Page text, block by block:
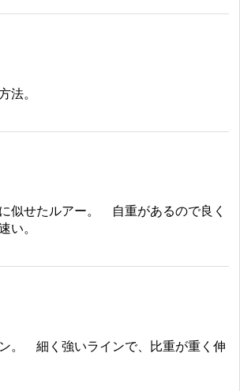
法。
似せたルアー。 自重があるので良く
い。
。 細く強いラインで、比重が重く伸